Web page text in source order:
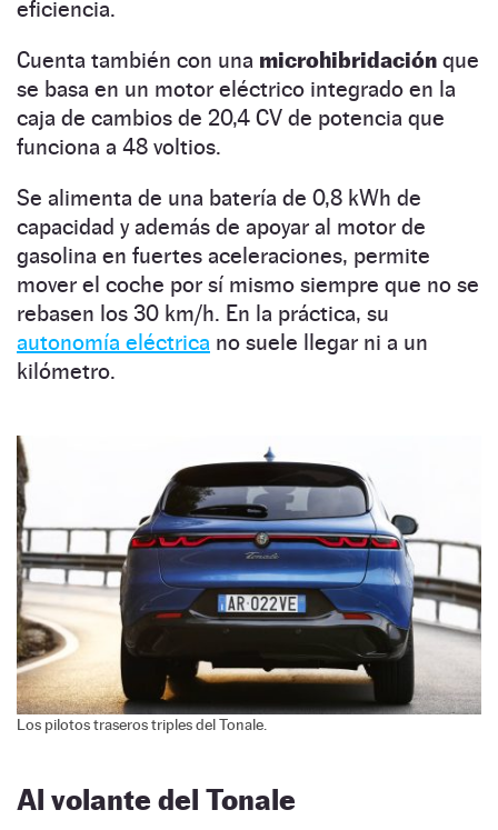
eficiencia.
Cuenta también con una microhibridación que
se basa en un motor eléctrico integrado en la
caja de cambios de 20,4 CV de potencia que
funciona a 48 voltios.
Se alimenta de una batería de 0,8 kWh de
capacidad y además de apoyar al motor de
gasolina en fuertes aceleraciones, permite
mover el coche por sí mismo siempre que no se
rebasen los 30 km/h. En la práctica, su
autonomía eléctrica no suele llegar ni a un
kilómetro.
Los pilotos traseros triples del Tonale.
Al volante del Tonale